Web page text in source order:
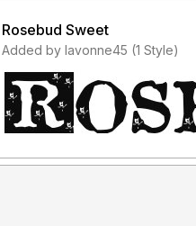
Rosebud Sweet
Added by lavonne45 (1 Style)